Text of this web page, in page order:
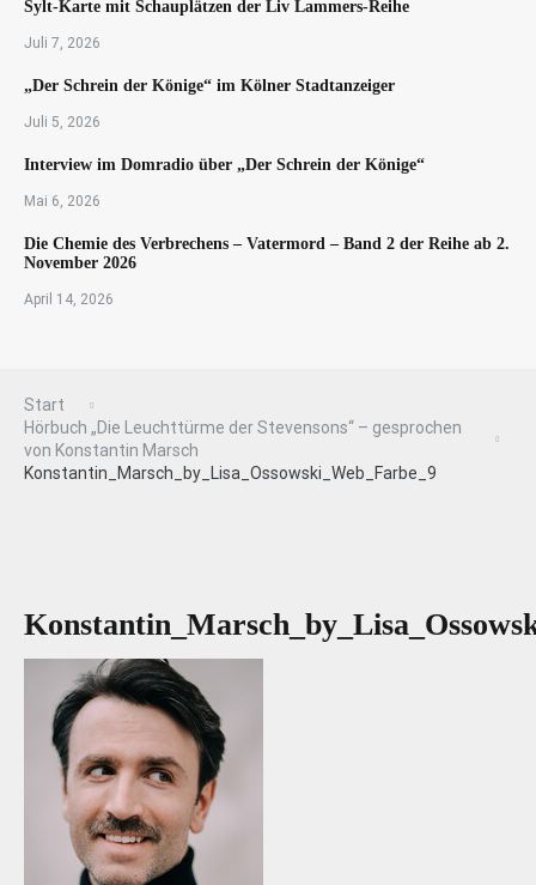
Sylt-Karte mit Schauplätzen der Liv Lammers-Reihe
Juli 7, 2026
„Der Schrein der Könige“ im Kölner Stadtanzeiger
Juli 5, 2026
Interview im Domradio über „Der Schrein der Könige“
Mai 6, 2026
Die Chemie des Verbrechens – Vatermord – Band 2 der Reihe ab 2.
November 2026
April 14, 2026
Start
Hörbuch „Die Leuchttürme der Stevensons“ – gesprochen
von Konstantin Marsch
Konstantin_Marsch_by_Lisa_Ossowski_Web_Farbe_9